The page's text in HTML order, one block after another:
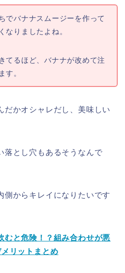
でバナナスムージーを作って
なりましたよね。
てるほど、バナナが改めて注
す。
だかオシャレだし、美味しい
落とし穴もあるそうなんで
側からキレイになりたいです
と危険！？組み合わせが悪
リットまとめ